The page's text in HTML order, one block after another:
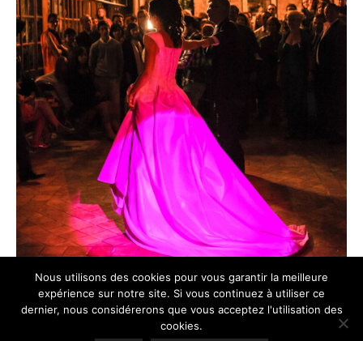
Nous utilisons des cookies pour vous garantir la meilleure
expérience sur notre site. Si vous continuez à utiliser ce
dernier, nous considérerons que vous acceptez l'utilisation des
cookies.